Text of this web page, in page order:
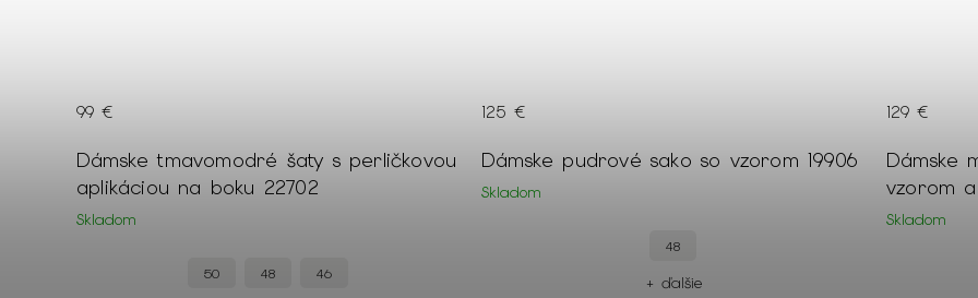
Dámske pudrové sako so vzorom 19906
Skladom
125 €
+ ďalšie
Dámske marhuľové krátke šaty so
vzorom a mušelínom 21607
129 €
52
Dámsky
Skladom
59 €